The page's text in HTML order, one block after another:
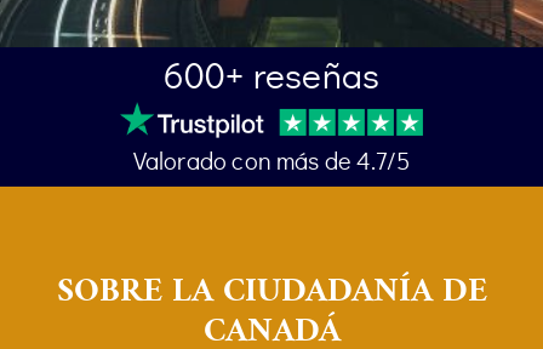
600+ reseñas
Valorado con más de 4.7/5
SOBRE LA CIUDADANÍA DE
CANADÁ